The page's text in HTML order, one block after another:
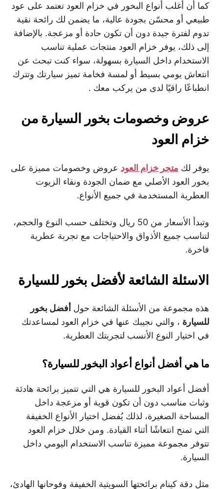
كما أن أغلب أنواع البخور في خزام العود تعتمد على عود
طبيعي أو محسّن بجودة عالية، ما يضمن لك رائحة نقية
تدوم لفترة جيدة دون أن تكون حادة أو مزعجة. بالإضافة
إلى ذلك، يوفر خزام العود منتجات عملية تناسب
الاستخدام داخل السيارة بسهولة، سواء كنت تبحث عن
انتعاش يومي بسيط أو لمسة فخامة تميز سيارتك وتترك
انطباعًا راقيًا لدى من يركب معك .
عروض وخصومات بخور السيارة من
خزام العود
يوفر لك متجر خزام العود عروض وخصومات مميزة على
بخور العود الأصلي مع ضمان الجودة ونقاء الزيوت
العطرية المستخدمة في جميع الأنواع.
وتبدأ الأسعار من 50 ريال وتختلف حسب النوع والحجم،
لتناسب جميع الأذواق والاحتياجات مع تجربة عطرية
فاخرة.
الاسئلة الشائعة لأفضل بخور للسيارة
هذه مجموعة من الأسئلة الشائعة حول أفضل بخور
للسيارة ، والتي نجيبك عنها في خزام العود لمساعدتك
في اختيار النوع الأنسب لتجربتك العطرية.
ما هي أفضل أنواع أعواد البخور للسيارة؟
أفضل أعواد البخور للسيارة هي التي تتميز برائحة هادئة
وثبات مناسب دون أن تكون قوية أو مزعجة داخل
المساحة الصغيرة، لذلك يُفضل اختيار الأنواع الخفيفة
التي تمنح انتعاشًا أثناء القيادة. ومن خلال خزام العود
تتوفر مجموعة مميزة تناسب الاستخدام اليومي داخل
السيارة.
مثل دقة كينام برائحتها السويتية الخفيفة وفوحانها الهادئ،